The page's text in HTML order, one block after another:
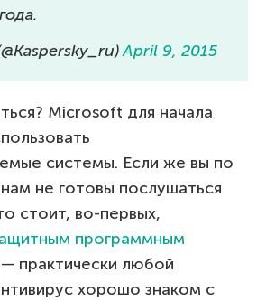
April 9, 2015
Microsoft для начала
системы. Если же вы по
не готовы послушаться
стоит, во-первых,
программным
— практически любой
хорошо знаком с